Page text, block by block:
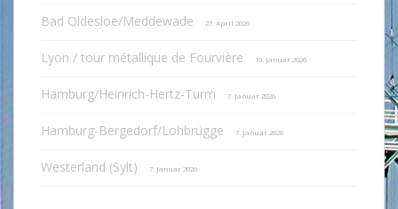
Bad Oldesloe/Meddewade 27. April 2026
Lyon / tour métallique de Fourvière 10. Januar 2026
Hamburg/Heinrich-Hertz-Turm 7. Januar 2026
Hamburg-Bergedorf/Lohbrügge 7. Januar 2026
Westerland (Sylt) 7. Januar 2026